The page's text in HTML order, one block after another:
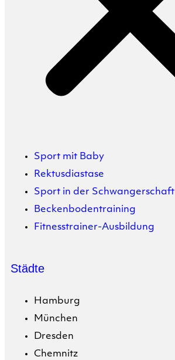
Sport mit Baby
Rektusdiastase
Sport in der Schwangerschaft
Beckenbodentraining
Fitnesstrainer-Ausbildung
Städte
Hamburg
München
Dresden
Chemnitz